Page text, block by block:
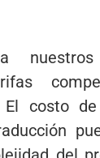
nuestros
El costo